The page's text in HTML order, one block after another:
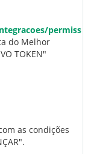
permissoes-
do Melhor
TOKEN"
as condições